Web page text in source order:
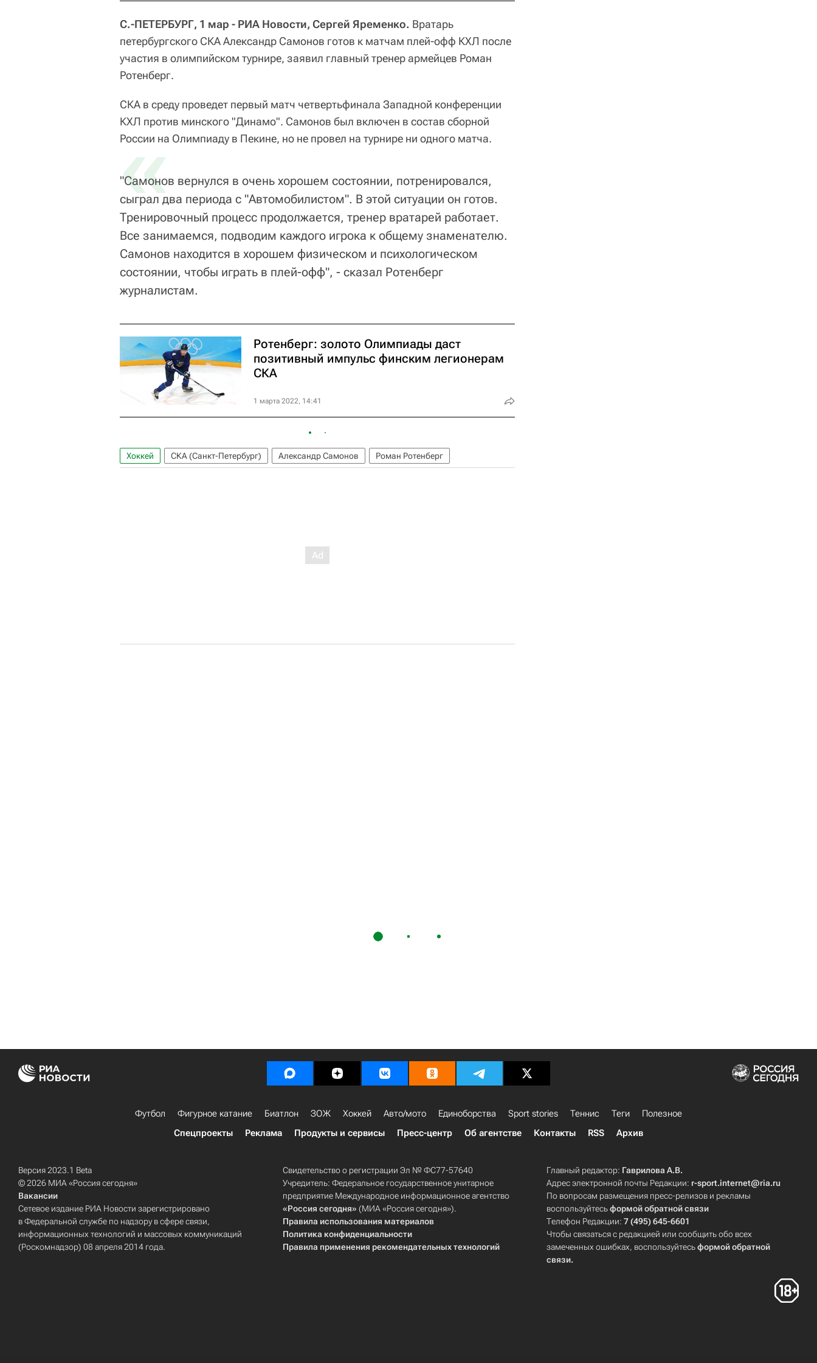
С.-ПЕТЕРБУРГ, 1 мар - РИА Новости, Сергей Яременко. Вратарь
петербургского СКА Александр Самонов готов к матчам плей-офф КХЛ после
участия в олимпийском турнире, заявил главный тренер армейцев Роман
Ротенберг.
СКА в среду проведет первый матч четвертьфинала Западной конференции
КХЛ против минского "Динамо". Самонов был включен в состав сборной
России на Олимпиаду в Пекине, но не провел на турнире ни одного матча.
«
"Самонов вернулся в очень хорошем состоянии, потренировался,
сыграл два периода с "Автомобилистом". В этой ситуации он готов.
Тренировочный процесс продолжается, тренер вратарей работает.
Все занимаемся, подводим каждого игрока к общему знаменателю.
Самонов находится в хорошем физическом и психологическом
состоянии, чтобы играть в плей-офф", - сказал Ротенберг
журналистам.
Ротенберг: золото Олимпиады даст
позитивный импульс финским легионерам
СКА
1 марта 2022, 14:41
Хоккей СКА (Санкт-Петербург) Александр Самонов Роман Ротенберг
Футбол Фигурное катание Биатлон ЗОЖ Хоккей Авто/мото Единоборства Sport stories Теннис Теги
Полезное
Спецпроекты
Реклама Продукты и сервисы Пресс-центр Об агентстве Контакты RSS Архив
Версия 2023.1 Beta
© 2026 МИА «Россия сегодня»
Вакансии
Сетевое издание РИА Новости зарегистрировано
в Федеральной службе по надзору в сфере связи,
информационных технологий и массовых коммуникаций
(Роскомнадзор) 08 апреля 2014 года.
Свидетельство о регистрации Эл № ФС77-57640
Учредитель: Федеральное государственное унитарное
предприятие Международное информационное агентство
«Россия сегодня» (МИА «Россия сегодня»).
Правила использования материалов
Политика конфиденциальности
Правила применения рекомендательных технологий
Главный редактор: Гаврилова А.В.
Адрес электронной почты Редакции: r-sport.internet@ria.ru
По вопросам размещения пресс-релизов и рекламы
воспользуйтесьформой обратной связи
Телефон Редакции:7 (495) 645-6601
Чтобы связаться с редакцией или сообщить обо всех
замеченных ошибках, воспользуйтесьформой обратной
связи.